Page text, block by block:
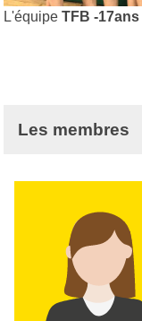
L'équipe TFB -17ans
Les membres